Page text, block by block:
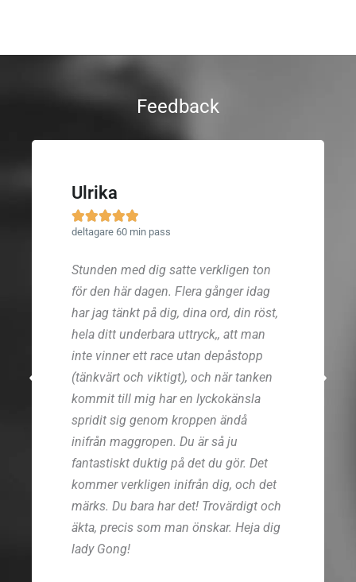
Feedback
Ulrika

deltagare 60 min pass
Stunden med dig satte verkligen ton
för den här dagen. Flera gånger idag
har jag tänkt på dig, dina ord, din röst,
hela ditt underbara uttryck,, att man
inte vinner ett race utan depåstopp
(tänkvärt och viktigt), och när tanken
kommit till mig har en lyckokänsla
spridit sig genom kroppen ändå
inifrån maggropen. Du är så ju
fantastiskt duktig på det du gör. Det
kommer verkligen inifrån dig, och det
märks. Du bara har det! Trovärdigt och
äkta, precis som man önskar. Heja dig
lady Gong!